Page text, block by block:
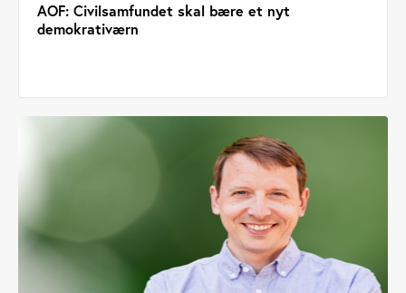
AOF: Civilsamfundet skal bære et nyt
demokrativærn